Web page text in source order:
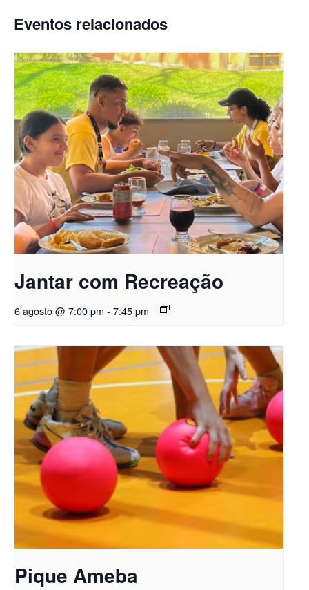
Eventos relacionados
Jantar com Recreação
6 agosto @ 7:00 pm - 7:45 pm
Pique Ameba